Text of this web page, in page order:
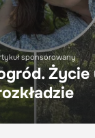
sponsorowany